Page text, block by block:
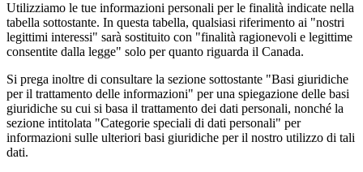
Utilizziamo le tue informazioni personali per le finalità indicate nella
tabella sottostante. In questa tabella, qualsiasi riferimento ai "nostri
legittimi interessi" sarà sostituito con "finalità ragionevoli e legittime
consentite dalla legge" solo per quanto riguarda il Canada.
Si prega inoltre di consultare la sezione sottostante "Basi giuridiche
per il trattamento delle informazioni" per una spiegazione delle basi
giuridiche su cui si basa il trattamento dei dati personali, nonché la
sezione intitolata "Categorie speciali di dati personali" per
informazioni sulle ulteriori basi giuridiche per il nostro utilizzo di tali
dati.